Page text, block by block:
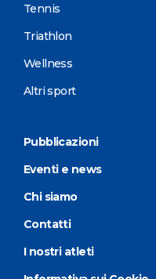
Tennis
Triathlon
Wellness
Altri sport
Pubblicazioni
Eventi e news
Chi siamo
Contatti
I nostri atleti